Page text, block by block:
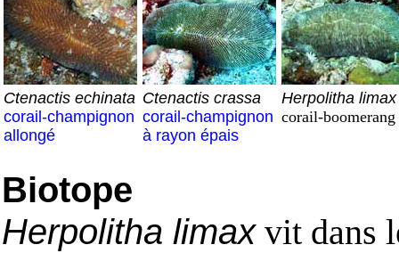
Ctenactis echinata
corail-champignon
allongé
Ctenactis crassa
corail-champignon
à rayon épais
Herpolitha limax
corail-boomerang
Biotope
Herpolitha limaxvit dans